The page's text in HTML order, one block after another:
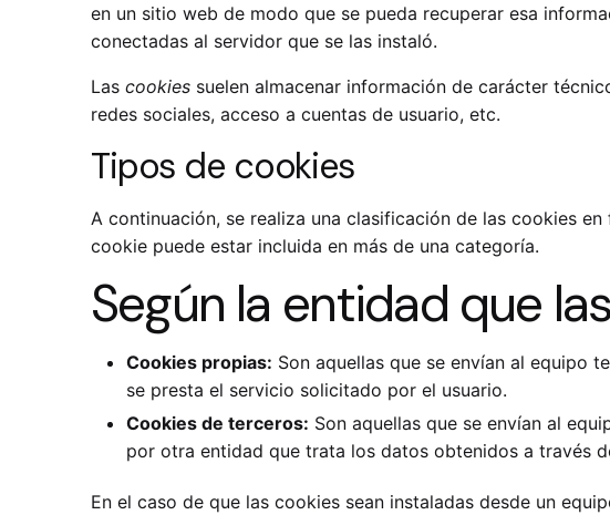
en un sitio web de modo que se pueda recuperar esa
conectadas al servidor que se las instaló.
Las cookies suelen almacenar información de carácter
redes sociales, acceso a cuentas de usuario, etc.
Tipos de cookies
A continuación, se realiza una clasificación de las cookies
cookie puede estar incluida en más de una categoría.
Según la entidad que
Cookies propias: Son aquellas que se envían al equipo
se presta el servicio solicitado por el usuario.
Cookies de terceros: Son aquellas que se envían al
por otra entidad que trata los datos obtenidos a través
En el caso de que las cookies sean instaladas desde un